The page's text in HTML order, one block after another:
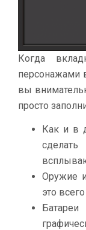
Когда
персонажами
вы
просто
Как и в
Оружие
это